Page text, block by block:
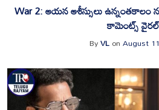
‎War 2: ఆయన ఆశీస్సులు ఉన్నంతకాలం
కామెంట్స్
ByVLonAugust